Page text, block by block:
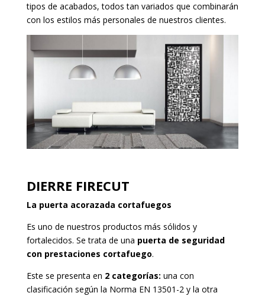
tipos de acabados, todos tan variados que combinarán
con los estilos más personales de nuestros clientes.
DIERRE FIRECUT
La puerta acorazada cortafuegos
Es uno de nuestros productos más sólidos y
fortalecidos. Se trata de una puerta de seguridad
con prestaciones cortafuego.
Este se presenta en 2 categorías: una con
clasificación según la Norma EN 13501-2 y la otra